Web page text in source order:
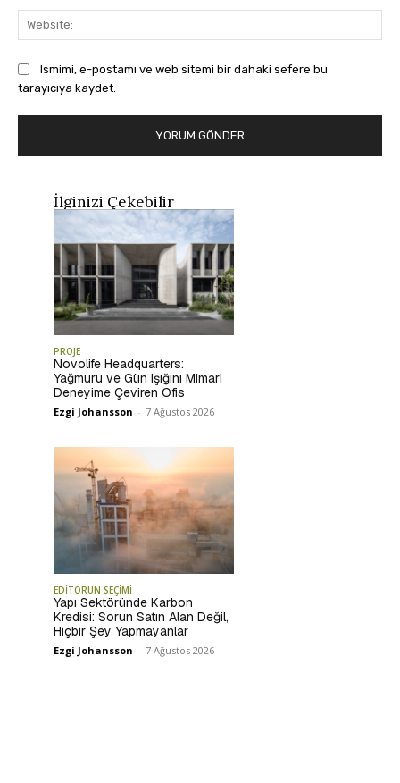
Ismimi, e-postamı ve web sitemi bir dahaki sefere bu
tarayıcıya kaydet.
İlginizi Çekebilir
PROJE
Novolife Headquarters:
Yağmuru ve Gün Işığını Mimari
Deneyime Çeviren Ofis
Ezgi Johansson - 7 Ağustos 2026
EDİTÖRÜN SEÇİMİ
Yapı Sektöründe Karbon
Kredisi: Sorun Satın Alan Değil,
Hiçbir Şey Yapmayanlar
Ezgi Johansson - 7 Ağustos 2026